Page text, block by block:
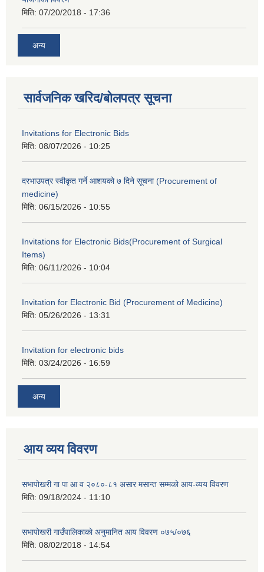
मिति: 07/20/2018 - 17:36
अन्य
सार्वजनिक खरिद/बोलपत्र सूचना
Invitations for Electronic Bids
मिति: 08/07/2026 - 10:25
दरभाउपत्र स्वीकृत गर्ने आशयको ७ दिने सूचना (Procurement of
medicine)
मिति: 06/15/2026 - 10:55
Invitations for Electronic Bids(Procurement of Surgical
Items)
मिति: 06/11/2026 - 10:04
Invitation for Electronic Bid (Procurement of Medicine)
मिति: 05/26/2026 - 13:31
Invitation for electronic bids
मिति: 03/24/2026 - 16:59
अन्य
आय व्यय विवरण
सभापोखरी गा पा आ व २०८०-८१ असार मसान्त सम्मको आय-व्यय विवरण
मिति: 09/18/2024 - 11:10
सभापोखरी गाउँपालिकाको अनुमानित आय विवरण ०७५/०७६
मिति: 08/02/2018 - 14:54